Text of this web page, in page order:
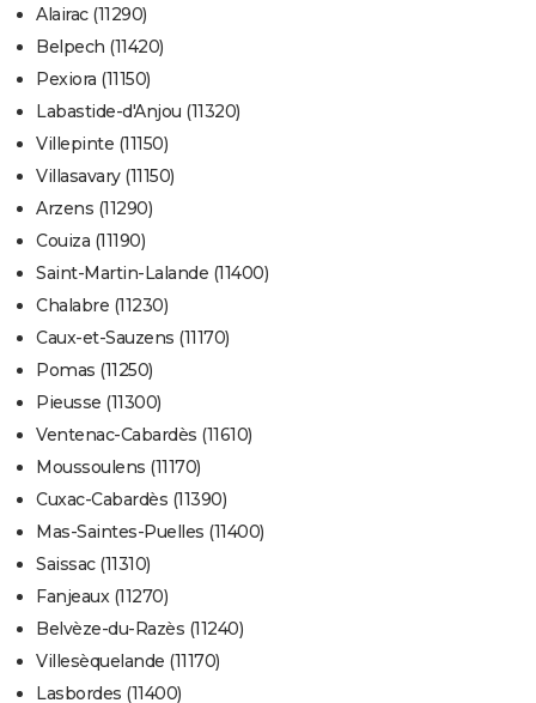
Alairac (11290)
Belpech (11420)
Pexiora (11150)
Labastide-d'Anjou (11320)
Villepinte (11150)
Villasavary (11150)
Arzens (11290)
Couiza (11190)
Saint-Martin-Lalande (11400)
Chalabre (11230)
Caux-et-Sauzens (11170)
Pomas (11250)
Pieusse (11300)
Ventenac-Cabardès (11610)
Moussoulens (11170)
Cuxac-Cabardès (11390)
Mas-Saintes-Puelles (11400)
Saissac (11310)
Fanjeaux (11270)
Belvèze-du-Razès (11240)
Villesèquelande (11170)
Lasbordes (11400)